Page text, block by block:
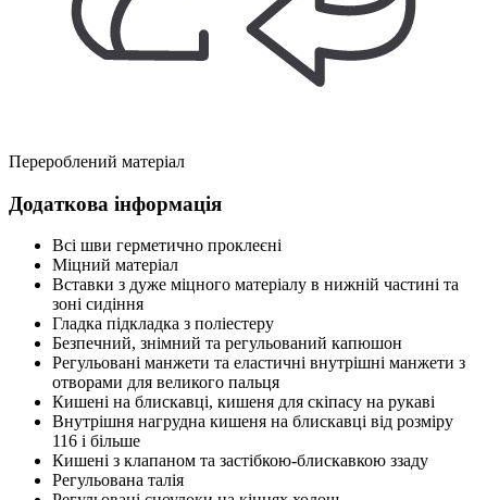
Перероблений матеріал
Додаткова інформація
Всі шви герметично проклеєні
Міцний матеріал
Вставки з дуже міцного матеріалу в нижній частині та
зоні сидіння
Гладка підкладка з поліестеру
Безпечний, знімний та регульований капюшон
Регульовані манжети та еластичні внутрішні манжети з
отворами для великого пальця
Кишені на блискавці, кишеня для скіпасу на рукаві
Внутрішня нагрудна кишеня на блискавці від розміру
116 і більше
Кишені з клапаном та застібкою-блискавкою ззаду
Регульована талія